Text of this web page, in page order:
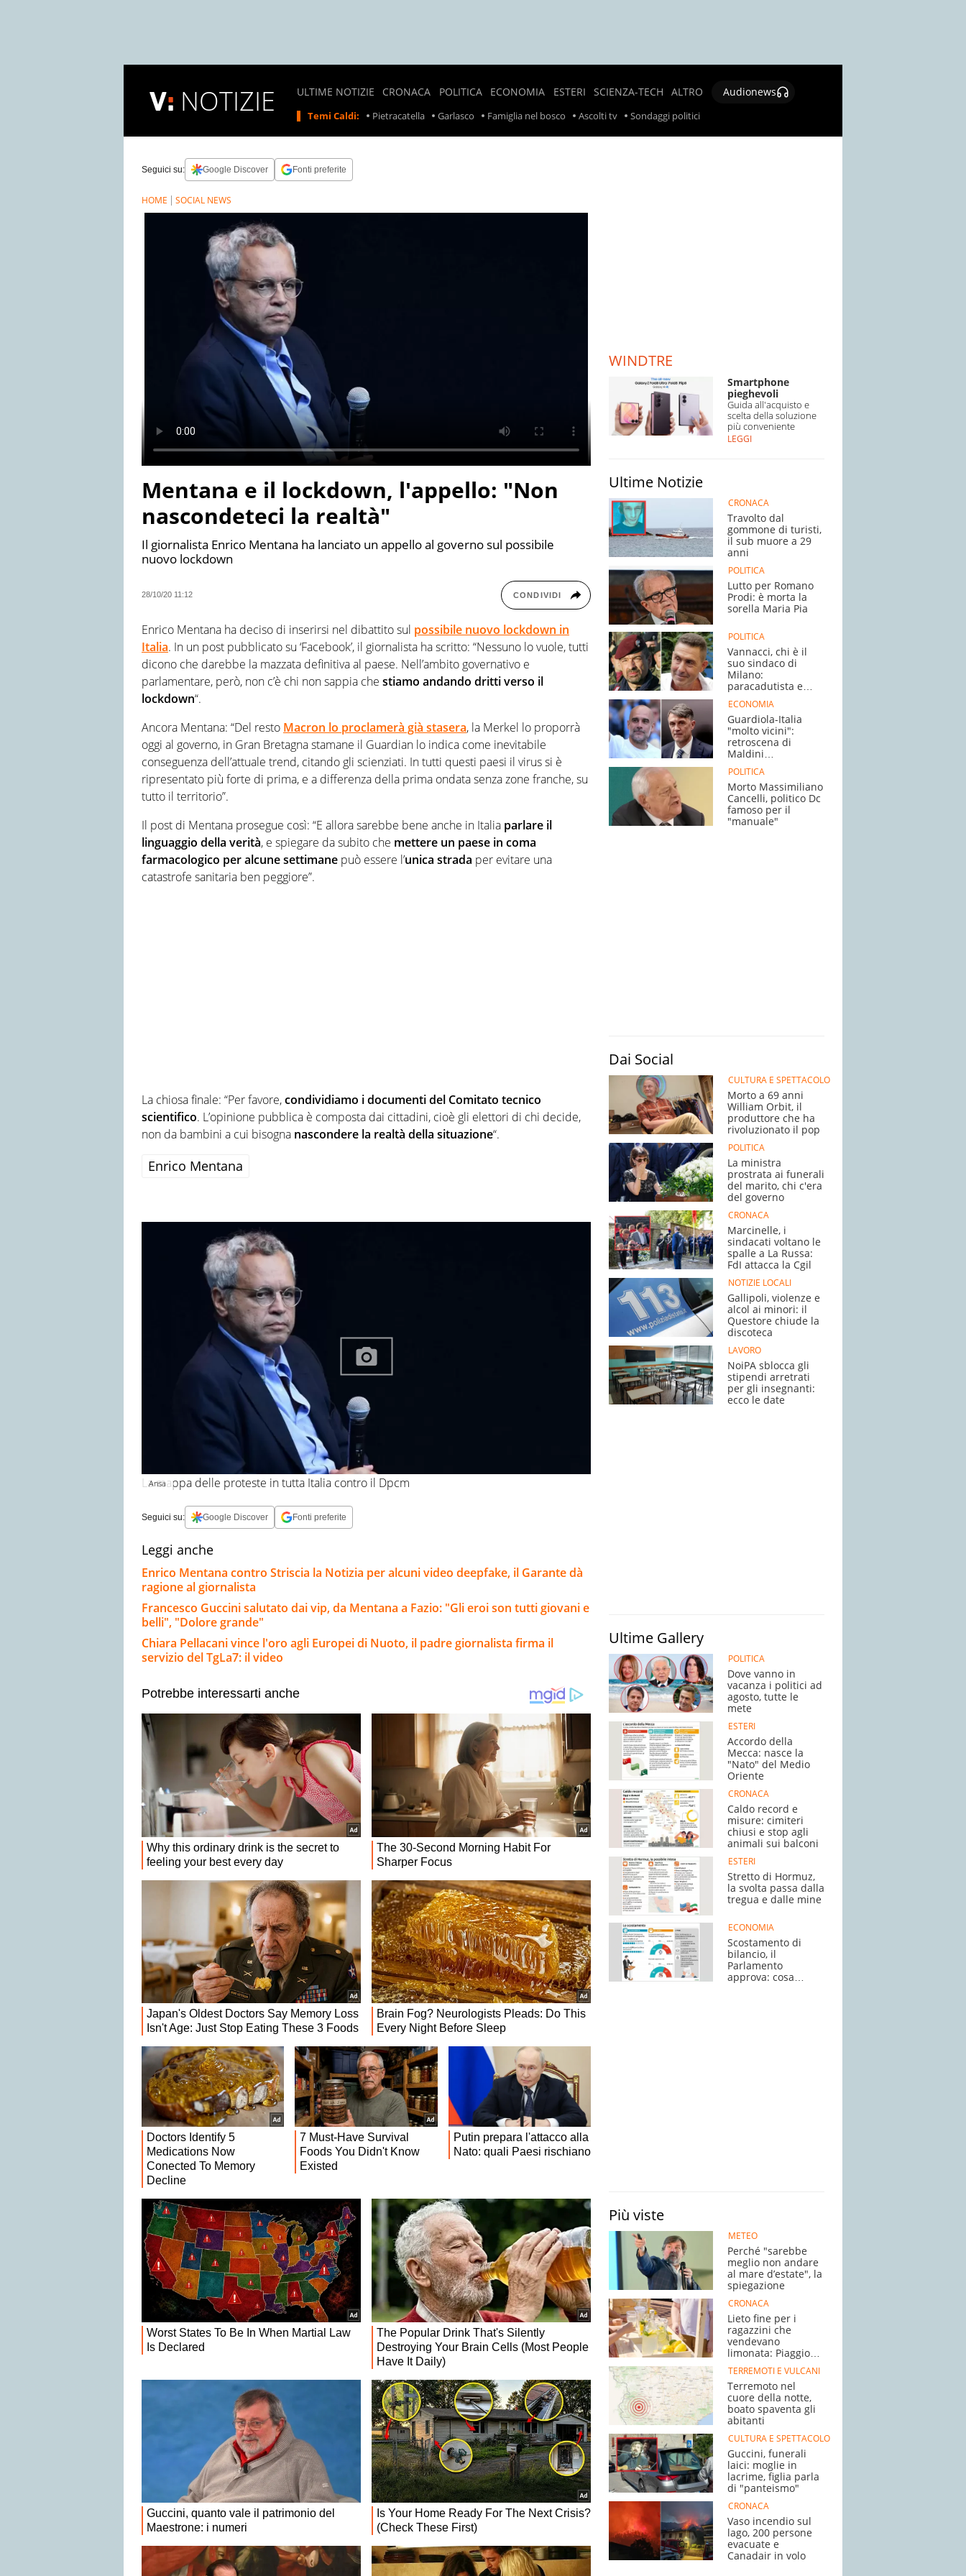
NOTIZIE ULTIME NOTIZIE
CRONACA
LOCALI
POLITICA
POLITICI
ECONOMIA
ESTERI
ESTERA
SCIENZA-TECH
ALTRO
Audionews
Temi Caldi: Pietracatella Garlasco Famiglia nel bosco Ascolti tv Sondaggi politici
Seguici su: Google Discover Fonti preferite
HOME SOCIAL NEWS
Mentana e il lockdown, l'appello: "Non
nascondeteci la realtà"
Il giornalista Enrico Mentana ha lanciato un appello al governo sul possibile
nuovo lockdown
28/10/20 11:12 CONDIVIDI
Enrico Mentana ha deciso di inserirsi nel dibattito sul possibile nuovo lockdown in
Italia. In un post pubblicato su ‘Facebook’, il giornalista ha scritto: “Nessuno lo vuole, tutti
dicono che darebbe la mazzata definitiva al paese. Nell’ambito governativo e
parlamentare, però, non c’è chi non sappia che stiamo andando dritti verso il
lockdown“.
Ancora Mentana: “Del resto Macron lo proclamerà già stasera, la Merkel lo proporrà
oggi al governo, in Gran Bretagna stamane il Guardian lo indica come inevitabile
conseguenza dell’attuale trend, citando gli scienziati. In tutti questi paesi il virus si è
ripresentato più forte di prima, e a differenza della prima ondata senza zone franche, su
tutto il territorio”.
Il post di Mentana prosegue così: “E allora sarebbe bene anche in Italia parlare il
linguaggio della verità, e spiegare da subito che mettere un paese in coma
farmacologico per alcune settimane può essere l’unica strada per evitare una
catastrofe sanitaria ben peggiore”.
La chiosa finale: “Per favore,condividiamo i documenti del Comitato tecnico
scientifico. L’opinione pubblica è composta dai cittadini, cioè gli elettori di chi decide,
non da bambini a cui bisogna nascondere la realtà della situazione“.
Enrico Mentana
Ansa
La mappa delle proteste in tutta Italia contro il Dpcm
Seguici su: Google Discover Fonti preferite
Leggi anche
Enrico Mentana contro Striscia la Notizia per alcuni video deepfake, il Garante dà
ragione al giornalista
Francesco Guccini salutato dai vip, da Mentana a Fazio: "Gli eroi son tutti giovani e
belli", "Dolore grande"
Chiara Pellacani vince l'oro agli Europei di Nuoto, il padre giornalista firma il
servizio del TgLa7: il video
WINDTRE
Smartphone
pieghevoli
Guida all'acquisto e
scelta della soluzione
più conveniente
LEGGI
Ultime Notizie
CRONACA
Travolto dal
gommone di turisti,
il sub muore a 29
anni
POLITICA
Lutto per Romano
Prodi: è morta la
sorella Maria Pia
POLITICA
Vannacci, chi è il
suo sindaco di
Milano:
paracadutista e
antimafia
ECONOMIA
Guardiola-Italia
"molto vicini":
retroscena di
Maldini
sull'ingaggio
POLITICA
Morto Massimiliano
Cancelli, politico Dc
famoso per il
"manuale"
Dai Social
CULTURA E SPETTACOLO
Morto a 69 anni
William Orbit, il
produttore che ha
rivoluzionato il pop
POLITICA
La ministra
prostrata ai funerali
del marito, chi c'era
del governo
CRONACA
Marcinelle, i
sindacati voltano le
spalle a La Russa:
FdI attacca la Cgil
NOTIZIE LOCALI
Gallipoli, violenze e
alcol ai minori: il
Questore chiude la
discoteca
LAVORO
NoiPA sblocca gli
stipendi arretrati
per gli insegnanti:
ecco le date
Ultime Gallery
POLITICA
Dove vanno in
vacanza i politici ad
agosto, tutte le
mete
ESTERI
Accordo della
Mecca: nasce la
"Nato" del Medio
Oriente
CRONACA
Caldo record e
misure: cimiteri
chiusi e stop agli
animali sui balconi
ESTERI
Stretto di Hormuz,
la svolta passa dalla
tregua e dalle mine
ECONOMIA
Scostamento di
bilancio, il
Parlamento
approva: cosa
Più viste
METEO
Perché "sarebbe
meglio non andare
al mare d’estate", la
spiegazione
CRONACA
Lieto fine per i
ragazzini che
vendevano
limonata: Piaggio
Ciao in regalo
TERREMOTI E VULCANI
Terremoto nel
cuore della notte,
boato spaventa gli
abitanti
CULTURA E SPETTACOLO
Guccini, funerali
laici: moglie in
lacrime, figlia parla
di "panteismo"
CRONACA
Vaso incendio sul
lago, 200 persone
evacuate e
Canadair in volo